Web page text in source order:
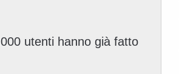
utenti hanno già fatto